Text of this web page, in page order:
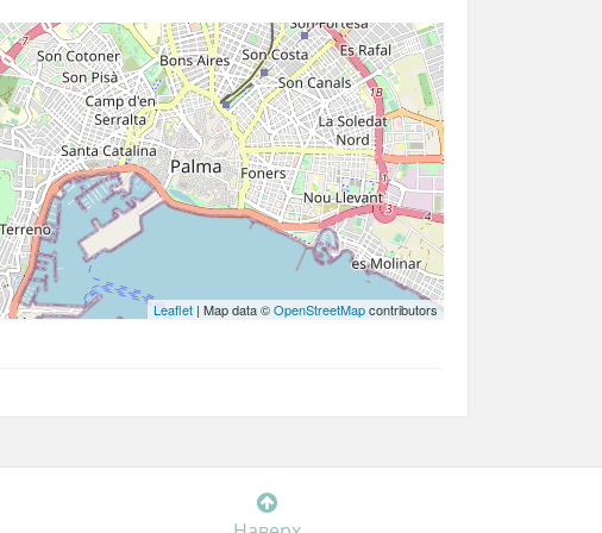
Leaflet | Map data ©OpenStreetMapcontributors